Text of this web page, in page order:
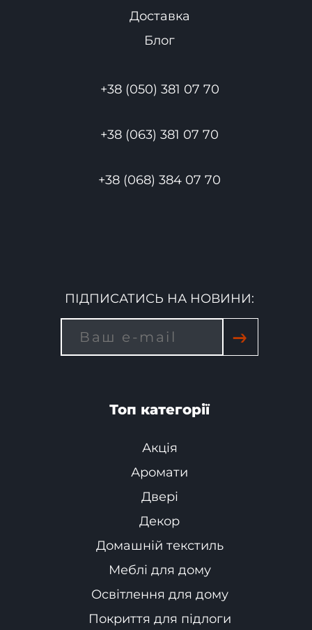
Доставка
Блог
+38 (050) 381 07 70
+38 (063) 381 07 70
+38 (068) 384 07 70
ПІДПИСАТИСЬ НА НОВИНИ:
→
Топ категорії
Акція
Аромати
Двері
Декор
Домашній текстиль
Меблі для дому
Освітлення для дому
Покриття для підлоги